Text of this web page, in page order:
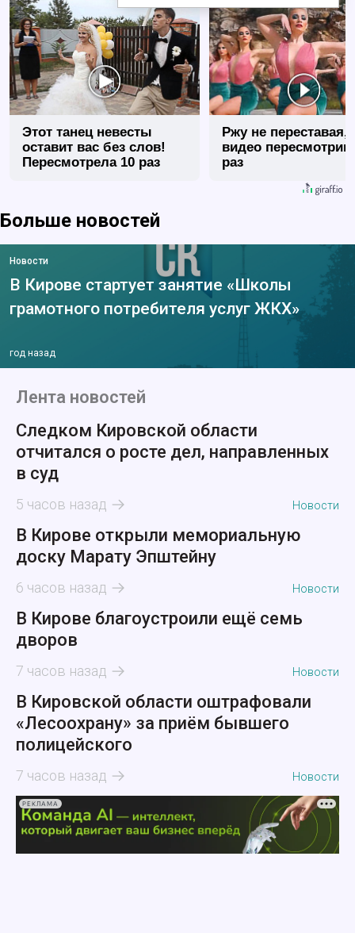
Этот танец невесты
оставит вас без слов!
Пересмотрела 10 раз
Ржу не переставая,
видео
раз
Больше новостей
Новости
В Кирове стартует занятие «Школы
грамотного потребителя услуг ЖКХ»
год назад
Лента новостей
Следком Кировской области
отчитался о росте дел, направленных
в суд
5 часов назад Новости
В Кирове открыли мемориальную
доску Марату Эпштейну
6 часов назад Новости
В Кирове благоустроили ещё семь
дворов
7 часов назад Новости
В Кировской области оштрафовали
«Лесоохрану» за приём бывшего
полицейского
7 часов назад Новости
РЕКЛАМА